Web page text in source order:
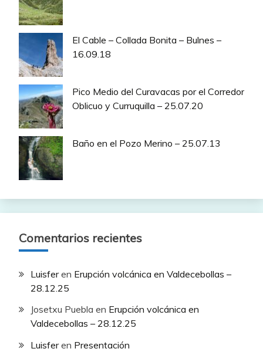
El Cable – Collada Bonita – Bulnes –
16.09.18
Pico Medio del Curavacas por el Corredor
Oblicuo y Curruquilla – 25.07.20
Baño en el Pozo Merino – 25.07.13
Comentarios recientes
Luisferen Erupción volcánica en Valdecebollas –
28.12.25
Josetxu Puebla en Erupción volcánica en
Valdecebollas – 28.12.25
Luisferen Presentación